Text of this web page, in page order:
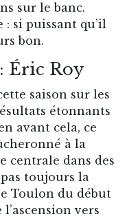
sur le banc.
: si puissant qu’il
bon.
Éric Roy
saison sur les
étonnants
avant cela, ce
à la
centrale dans des
toujours la
Toulon du début
l’ascension vers